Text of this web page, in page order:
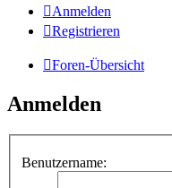
Anmelden
Registrieren
Foren-Übersicht
Anmelden
Benutzername: